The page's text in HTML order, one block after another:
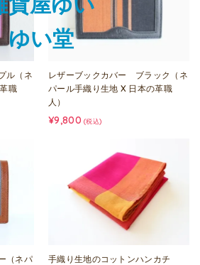
ル（ネ
職
レザーブックカバー ブラック（ネ
パール手織り生地 X 日本の革職
人）
¥9,800 (税込)
（ネパ
手織り生地のコットンハンカチ